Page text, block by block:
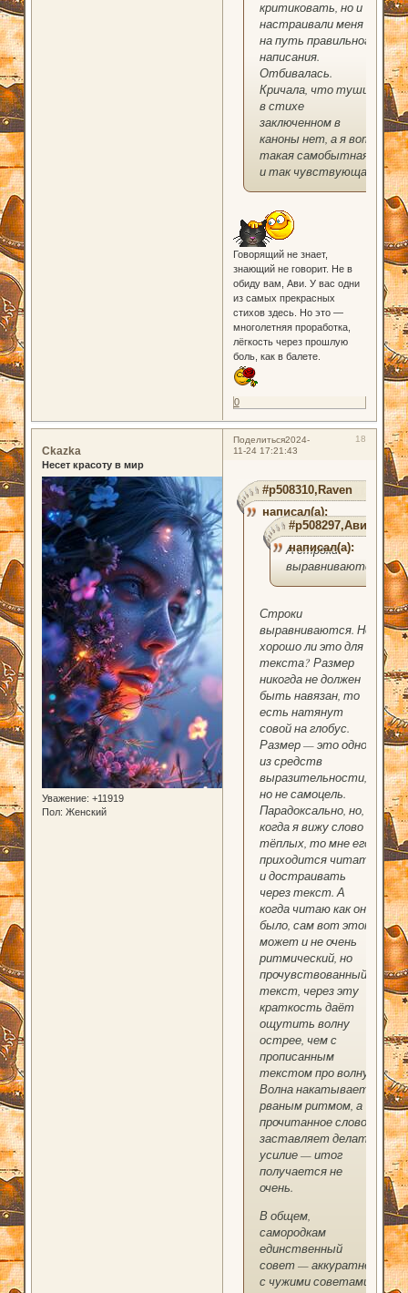
критиковать, но и
настраивали меня
на путь правильного
написания.
Отбивалась.
Кричала, что туши
в стихе
заключенном в
каноны нет, а я вот
такая самобытная
и так чувствующая.
Говорящий не знает,
знающий не говорит. Не в
обиду вам, Ави. У вас одни
из самых прекрасных
стихов здесь. Но это —
многолетняя проработка,
лёгкость через прошлую
боль, как в балете.
0
Поделиться 18
2024-
11-24 17:21:43
Ckazka
Несет красоту в мир
Уважение: +11919
Пол: Женский
#p508310,Raven
написал(а):
#p508297,Ави
написал(а):
А строки
выравниваются.
Строки
выравниваются. Но
хорошо ли это для
текста? Размер
никогда не должен
быть навязан, то
есть натянут
совой на глобус.
Размер — это одно
из средств
выразительности,
но не самоцель.
Парадоксально, но,
когда я вижу слово
тёплых, то мне его
приходится читать
и достраивать
через текст. А
когда читаю как оно
было, сам вот этот
может и не очень
ритмический, но
прочувствованный
текст, через эту
краткость даёт
ощутить волну
острее, чем с
прописанным
текстом про волну.
Волна накатывает
рваным ритмом, а
прочитанное слово
заставляет делать
усилие — итог
получается не
очень.
В общем,
самородкам
единственный
совет — аккуратнее
с чужими советами.